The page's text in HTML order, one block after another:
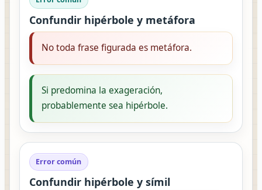
Confundir hipérbole y metáfora
No toda frase figurada es metáfora.
Si predomina la exageración,
probablemente sea hipérbole.
Error común
Confundir hipérbole y símil